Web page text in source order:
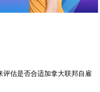
评估是否合适加拿大联邦自雇